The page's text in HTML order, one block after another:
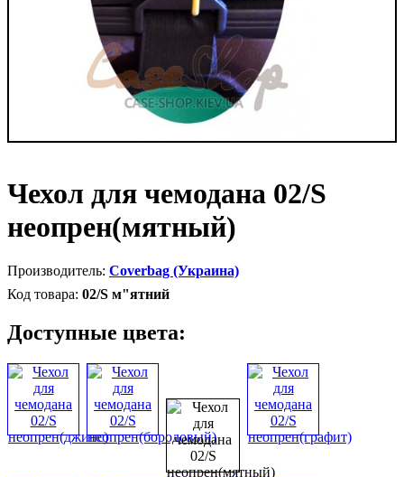
Чехол для чемодана 02/S
неопрен(мятный)
Coverbag (Украина)
02/S м"ятний
Доступные цвета: